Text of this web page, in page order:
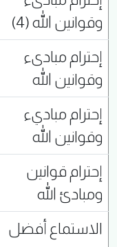
وقوانين الله (4)
إحترام مبادىء
وقوانين الله
إحترام مباديء
وقوانين الله
إحترام قوانين
ومبادئ الله
الاستماع أفضل